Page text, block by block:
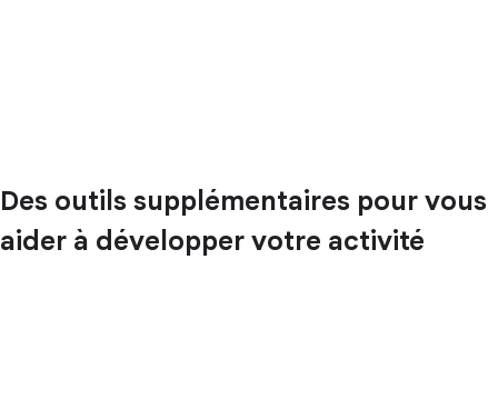
Des outils supplémentaires pour vous
aider à développer votre activité